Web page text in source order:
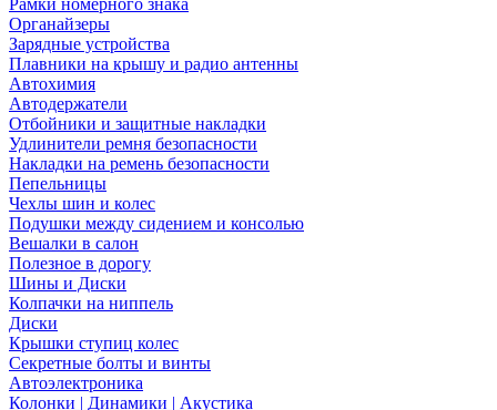
Рамки номерного знака
Органайзеры
Зарядные устройства
Плавники на крышу и радио антенны
Автохимия
Автодержатели
Отбойники и защитные накладки
Удлинители ремня безопасности
Накладки на ремень безопасности
Пепельницы
Чехлы шин и колес
Подушки между сидением и консолью
Вешалки в салон
Полезное в дорогу
Шины и Диски
Колпачки на ниппель
Диски
Крышки ступиц колес
Секретные болты и винты
Автоэлектроника
Колонки | Динамики | Акустика